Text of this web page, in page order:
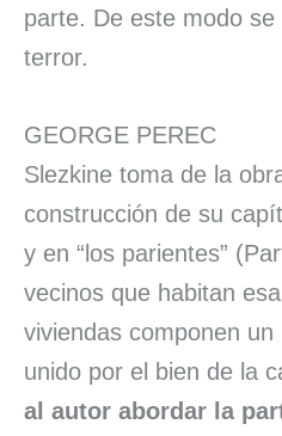
parte. De este modo se
terror.
GEORGE PEREC
Slezkine toma de la
construcción de su
y en “los parientes”
vecinos que habitan
viviendas componen
unido por el bien de la
al autor abordar la